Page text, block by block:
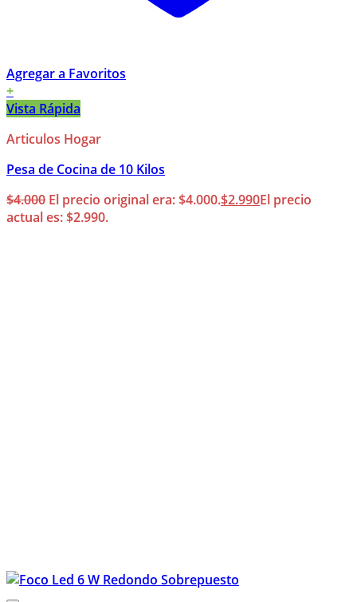
Agregar a Favoritos
+
Vista Rápida
Articulos Hogar
Pesa de Cocina de 10 Kilos
$4.000 El precio original era: $4.000.$2.990El precio
actual es: $2.990.